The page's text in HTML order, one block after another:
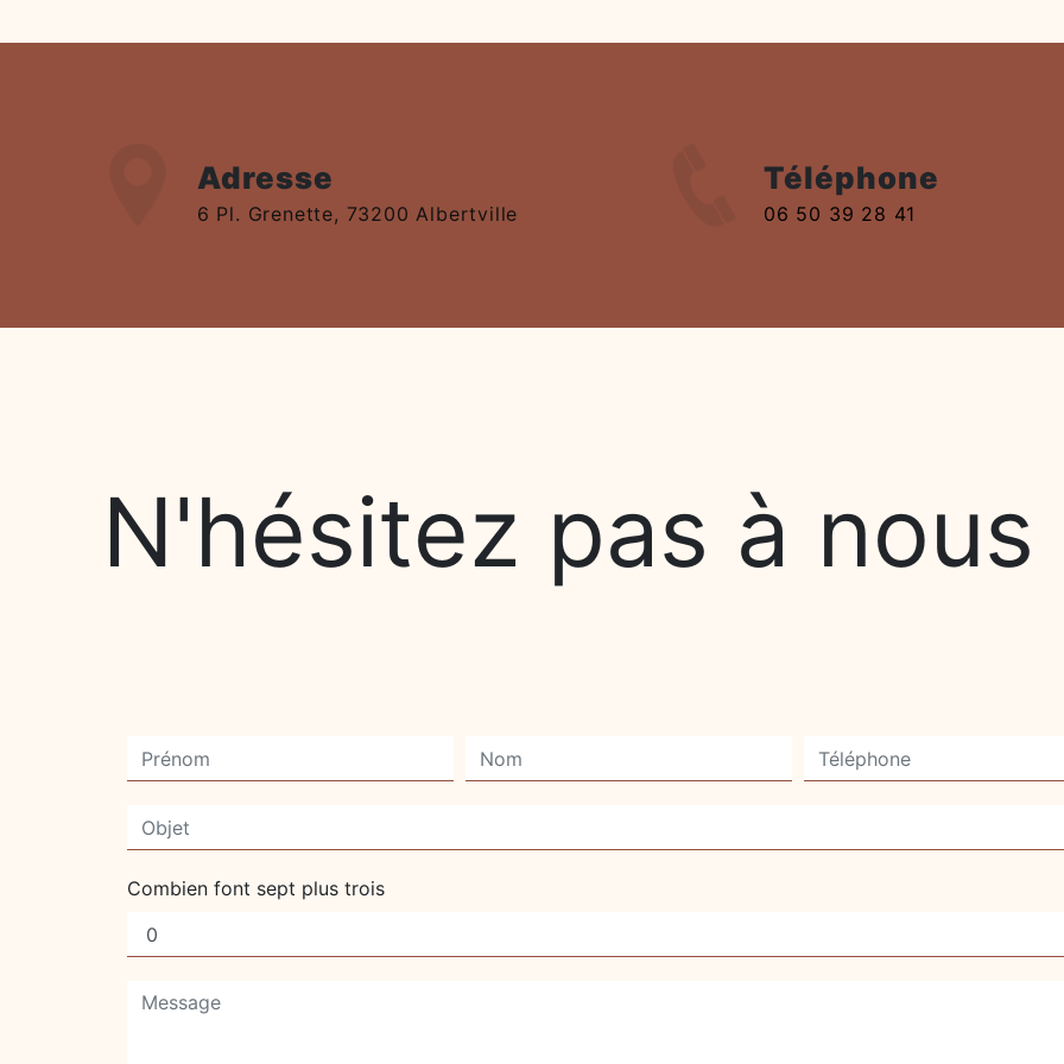
Adresse
6 Pl. Grenette, 73200 Albertville
Téléphone
06 50 39 28 41
N'hésitez pas à
Combien font sept plus trois